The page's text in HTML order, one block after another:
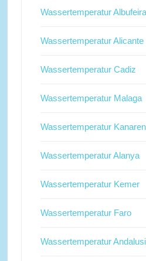
Wassertemperatur Albufeira
Wassertemperatur Alicante
Wassertemperatur Cadiz
Wassertemperatur Malaga
Wassertemperatur Kanaren
Wassertemperatur Alanya
Wassertemperatur Kemer
Wassertemperatur Faro
Wassertemperatur